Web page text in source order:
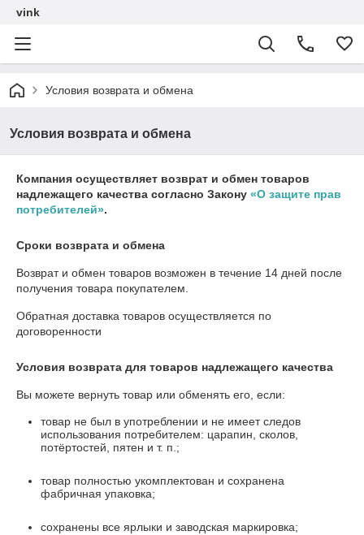
vink
Условия возврата и обмена
Условия возврата и обмена
Компания осуществляет возврат и обмен товаров
надлежащего качества согласно Закону «О защите прав
потребителей».
Сроки возврата и обмена
Возврат и обмен товаров возможен в течение 14 дней после
получения товара покупателем.
Обратная доставка товаров осуществляется по
договоренности
Условия возврата для товаров надлежащего качества
Вы можете вернуть товар или обменять его, если:
товар не был в употреблении и не имеет следов
использования потребителем: царапин, сколов,
потёртостей, пятен и т. п.;
товар полностью укомплектован и сохранена
фабричная упаковка;
сохранены все ярлыки и заводская маркировка;